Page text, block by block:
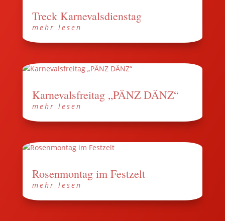
Treck Karnevalsdienstag
mehr lesen
Karnevalsfreitag „PÄNZ DÄNZ“
mehr lesen
Rosenmontag im Festzelt
mehr lesen